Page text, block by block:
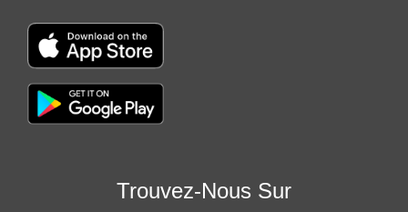
Trouvez-Nous Sur